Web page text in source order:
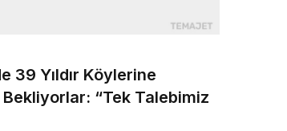
39 Yıldır Köylerine
“Tek Talebimiz